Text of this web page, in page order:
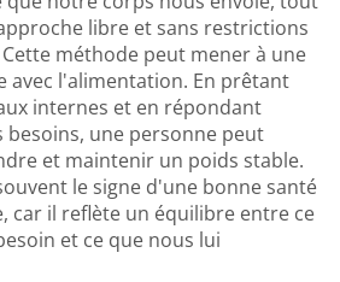
libre et sans restrictions
méthode peut mener à une
avec l'alimentation. En prêtant
internes et en répondant
besoins, une personne peut
et maintenir un poids stable.
le signe d'une bonne santé
car il reflète un équilibre entre ce
et ce que nous lui